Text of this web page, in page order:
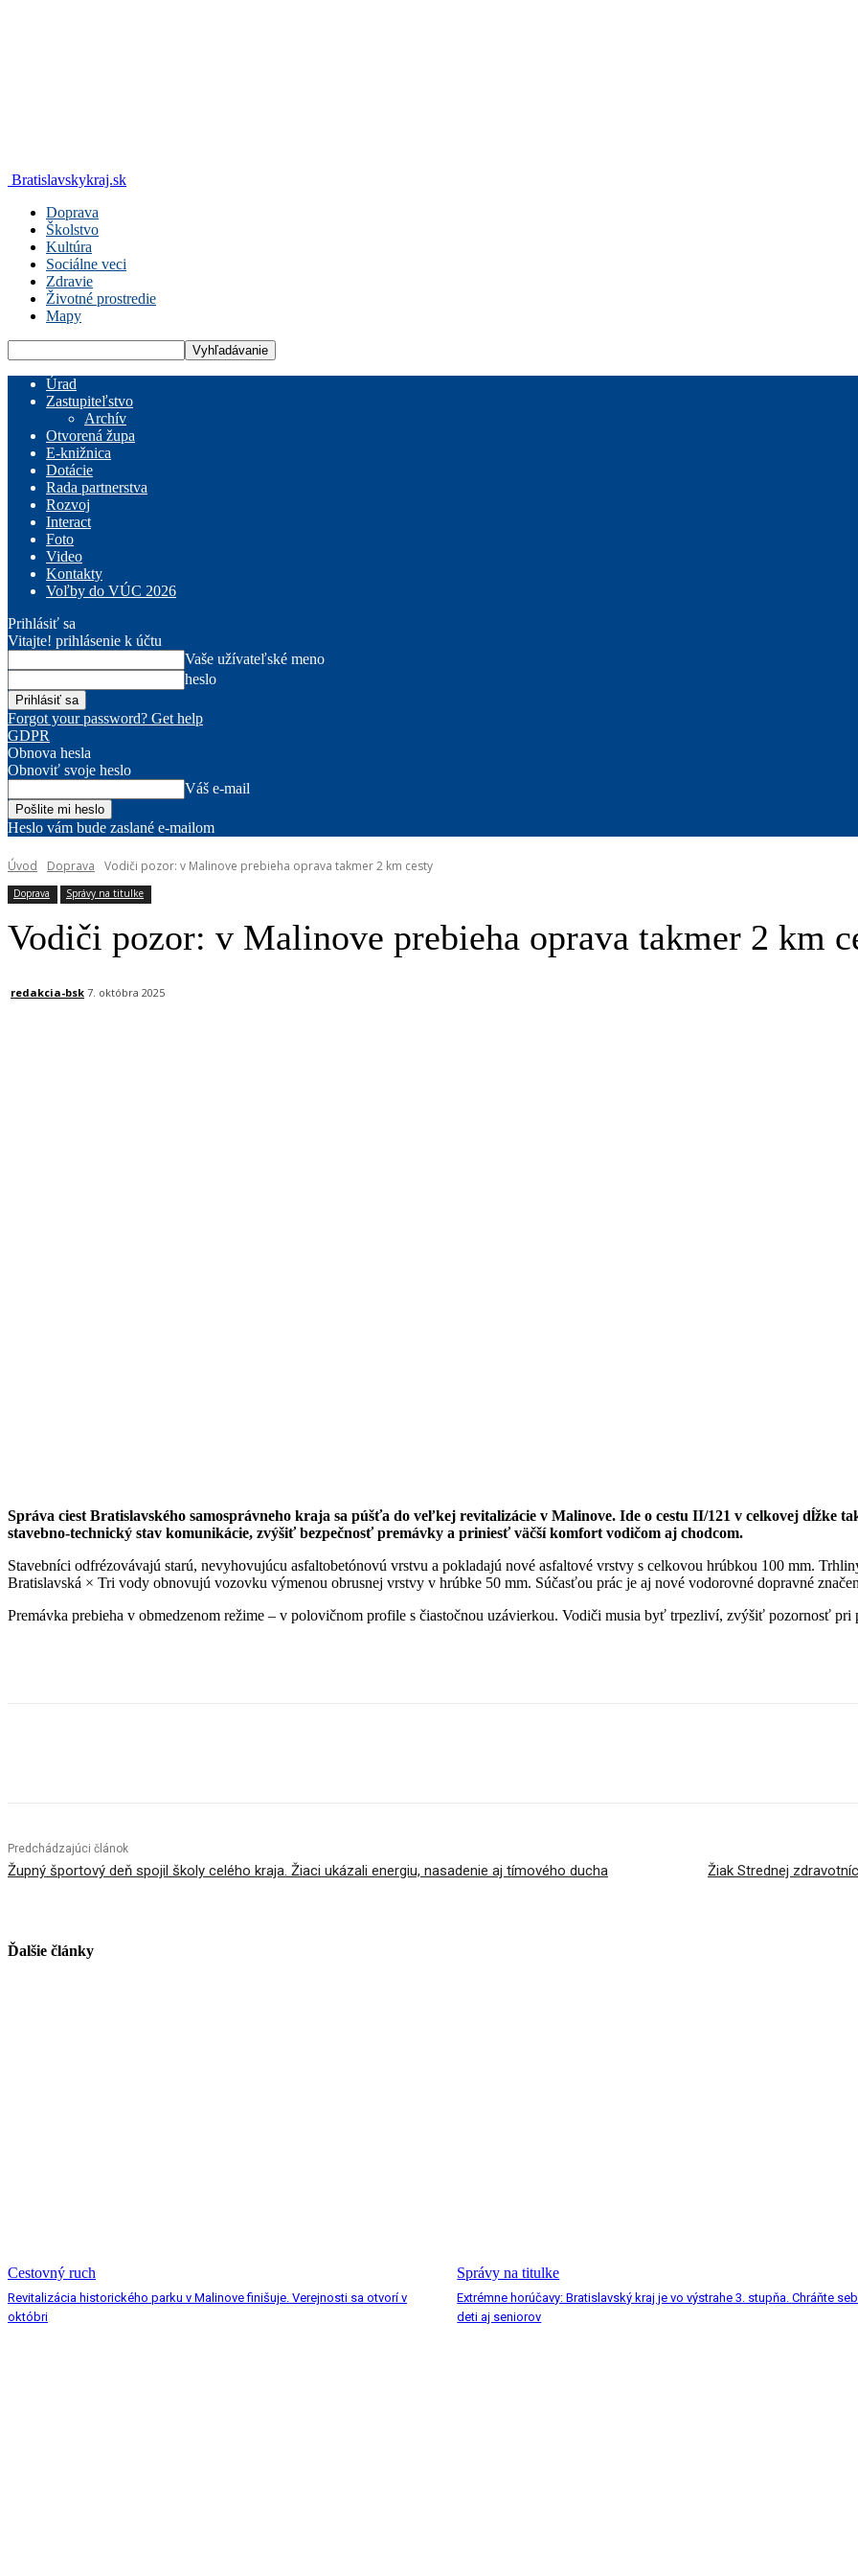
Bratislavskykraj.sk
Doprava
Školstvo
Kultúra
Sociálne veci
Zdravie
Životné prostredie
Mapy
Úrad
Zastupiteľstvo
Archív
Otvorená župa
E-knižnica
Dotácie
Rada partnerstva
Rozvoj
Interact
Foto
Video
Kontakty
Voľby do VÚC 2026
Prihlásiť sa
Vitajte! prihlásenie k účtu
Vaše užívateľské meno
heslo
Forgot your password? Get help
GDPR
Obnova hesla
Obnoviť svoje heslo
Váš e-mail
Heslo vám bude zaslané e-mailom
Úvod Doprava Vodiči pozor: v Malinove prebieha oprava takmer 2 km cesty
Doprava Správy na titulke
Vodiči pozor: v Malinove prebieha oprava takmer 2 km
redakcia-bsk 7. októbra 2025
Správa ciest Bratislavského samosprávneho kraja sa púšťa do veľkej revitalizácie v Malinove. Ide o cestu II/121 v celkovej dĺžke
stavebno-technický stav komunikácie, zvýšiť bezpečnosť premávky a priniesť väčší komfort vodičom aj chodcom.
Stavebníci odfrézovávajú starú, nevyhovujúcu asfaltobetónovú vrstvu a pokladajú nové asfaltové vrstvy s celkovou hrúbkou 100 mm.
Bratislavská × Tri vody obnovujú vozovku výmenou obrusnej vrstvy v hrúbke 50 mm. Súčasťou prác je aj nové vodorovné dopravné
Premávka prebieha v obmedzenom režime – v polovičnom profile s čiastočnou uzávierkou. Vodiči musia byť trpezliví, zvýšiť pozornosť pri
Predchádzajúci článok
Župný športový deň spojil školy celého kraja. Žiaci ukázali energiu, nasadenie aj tímového ducha Žiak Strednej
Ďalšie články
Cestovný ruch
Revitalizácia historického parku v Malinove finišuje. Verejnosti sa otvorí v
októbri
Správy na titulke
Extrémne horúčavy: Bratislavský kraj je vo výstrahe 3. stupňa. Chráňte
deti aj seniorov